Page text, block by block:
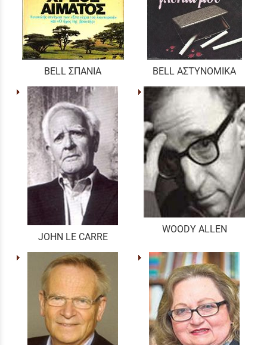
BELL ΣΠΑΝΙΑ BELL ΑΣΤΥΝΟΜΙΚΑ
JOHN LE CARRE
WOODY ALLEN